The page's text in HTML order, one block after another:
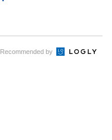
Recommended by